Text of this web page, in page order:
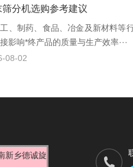
筛分机选购参考建议
、制药、食品、冶金及新材料等
影响*终产品的质量与生产效率···
08-02